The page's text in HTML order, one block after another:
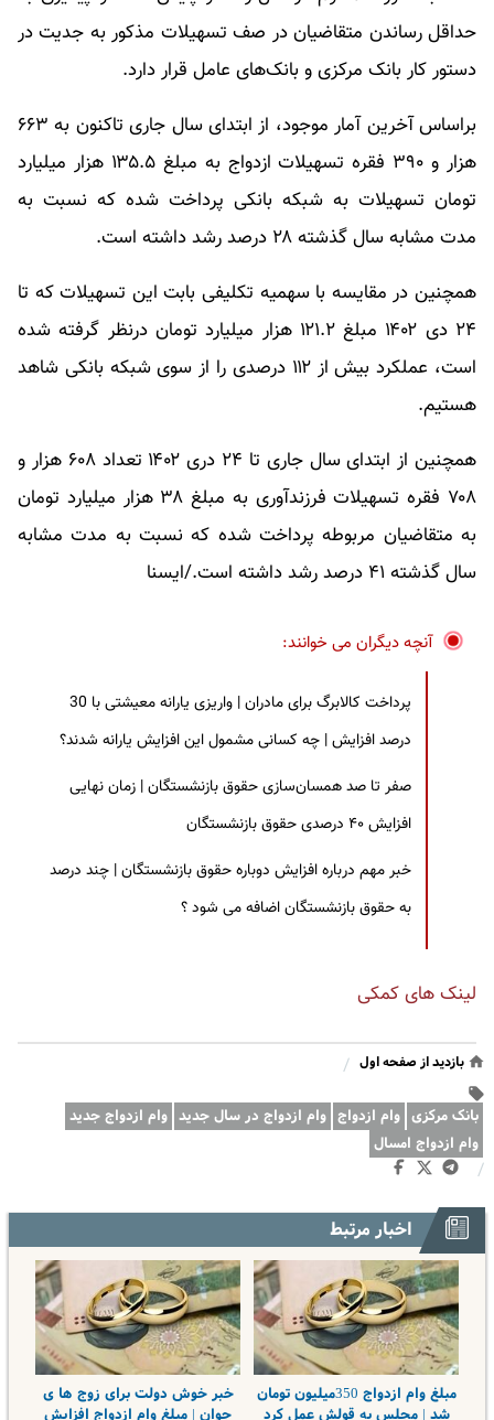
حداقل رساندن متقاضیان در صف تسهیلات مذکور به‌ جدیت در
دستور کار بانک مرکزی و بانک‌های عامل قرار دارد.
براساس آخرین آمار موجود، از ابتدای سال جاری تاکنون به ۶۶۳
هزار و ۳۹۰ فقره تسهیلات ازدواج به مبلغ ۱۳۵.۵ هزار میلیارد
تومان تسهیلات به شبکه بانکی پرداخت شده که نسبت به
مدت مشابه سال گذشته ۲۸ درصد رشد داشته است.
همچنین در مقایسه با سهمیه تکلیفی بابت این تسهیلات که تا
۲۴ دی ۱۴۰۲ مبلغ ۱۲۱.۲ هزار میلیارد تومان درنظر گرفته شده
است، عملکرد بیش از ۱۱۲ درصدی را از سوی شبکه بانکی شاهد
هستیم.
همچنین از ابتدای سال جاری تا ۲۴ دری ۱۴۰۲ تعداد ۶۰۸ هزار و
۷۰۸ فقره تسهیلات فرزندآوری به مبلغ ۳۸ هزار میلیارد تومان
به متقاضیان مربوطه پرداخت شده که نسبت به مدت مشابه
سال گذشته ۴۱ درصد رشد داشته است./ایسنا
آنچه دیگران می خوانند:
پرداخت کالابرگ برای مادران | واریزی یارانه معیشتی با 30
درصد افزایش | چه کسانی مشمول این افزایش یارانه شدند؟
صفر تا صد همسان‌سازی حقوق بازنشستگان | زمان نهایی
افزایش ۴۰ درصدی حقوق بازنشستگان
خبر مهم درباره افزایش دوباره حقوق بازنشستگان | چند درصد
به حقوق بازنشستگان اضافه می شود ؟
لینک های کمکی
بازدید از صفحه اول /
بانک مرکزی وام ازدواج وام ازدواج در سال جدید وام ازدواج جدید
وام ازدواج امسال
/
اخبار مرتبط
مبلغ وام ازدواج 350میلیون تومان
شد | مجلس به قولش عمل کرد
خبر خوش دولت برای زوج ها ی
جوان | مبلغ وام ازدواج افزایش